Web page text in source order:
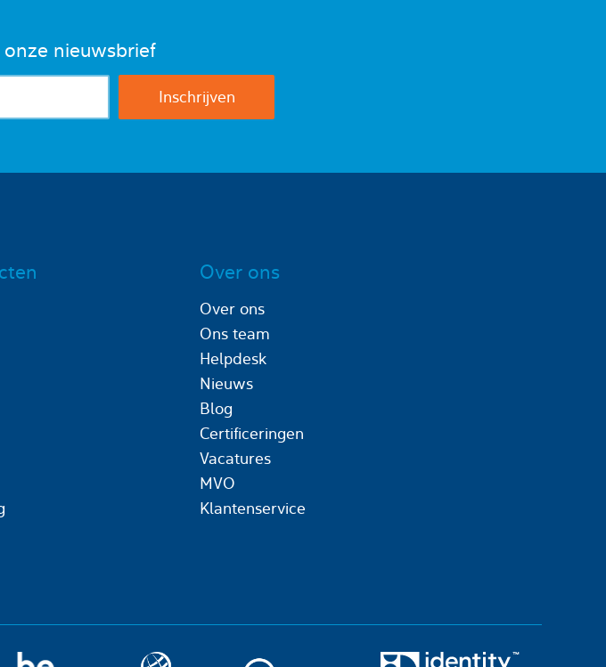
nieuwsbrief
Over ons
Over ons
Ons team
Helpdesk
Nieuws
Blog
Certificeringen
Vacatures
MVO
Klantenservice